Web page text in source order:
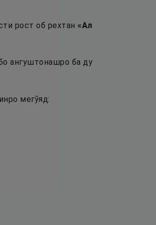
рост об рехтан «Ал
ангуштонашро ба ду
мегӯяд: